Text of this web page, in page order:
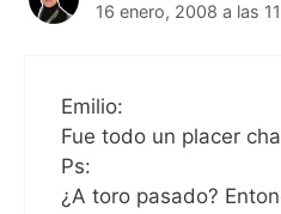
16 enero, 2008 a las
Emilio:
Fue todo un placer
Ps:
¿A toro pasado?